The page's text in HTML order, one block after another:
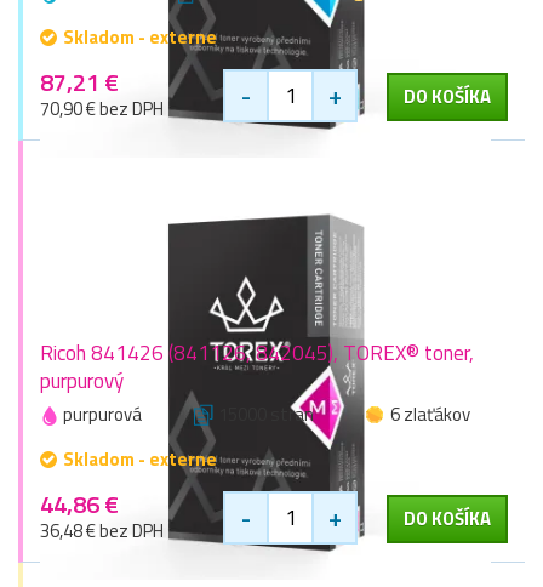
Skladom - externe
87,21 €
70,90 € bez DPH - + DO KOŠÍKA
Ricoh 841426 (841126, 842045), TOREX® toner,
purpurový
purpurová 15000 stran
6 zlaťákov
Skladom - externe
44,86 €
36,48 € bez DPH - + DO KOŠÍKA